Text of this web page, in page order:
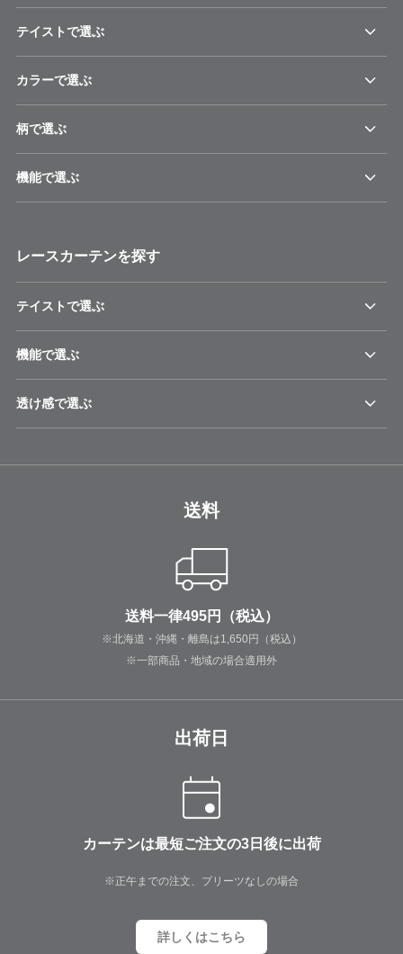
テイストで選ぶ
カラーで選ぶ
柄で選ぶ
機能で選ぶ
レースカーテンを探す
テイストで選ぶ
機能で選ぶ
透け感で選ぶ
送料
送料一律495円（税込）
※北海道・沖縄・離島は1,650円（税込）
※一部商品・地域の場合適用外
出荷日
カーテンは最短ご注文の3日後に出荷
※正午までの注文、プリーツなしの場合
詳しくはこちら